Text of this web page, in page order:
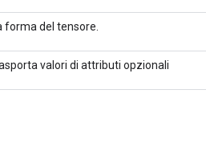
forma del tensore.
valori di attributi opzionali